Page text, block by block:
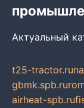
Актуальный
t25-tractor.ru
gbmk.spb.ru
airheat-spb.ru